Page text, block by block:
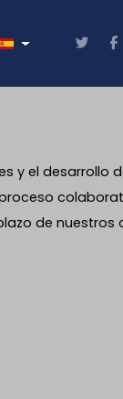
su idioma
y el desarrollo
de nuestros